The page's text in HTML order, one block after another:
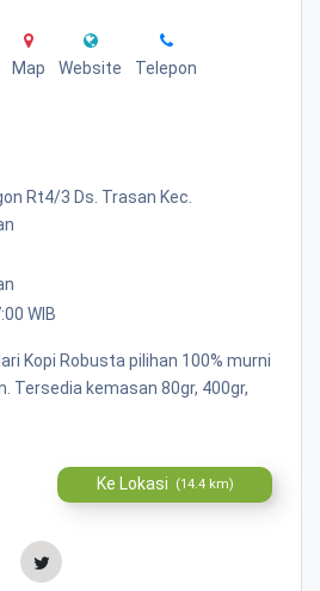
Map Website Telepon
Rt4/3 Ds. Trasan Kec.
WIB
Kopi Robusta pilihan 100% murni
Tersedia kemasan 80gr, 400gr,
Ke Lokasi (14.4 km)